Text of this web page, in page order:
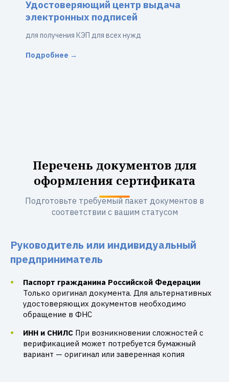
Удостоверяющий центр выдача
электронных подписей
для получения КЭП для всех нужд
Подробнее →
Перечень документов для
оформления сертификата
Подготовьте требуемый пакет документов в
соответствии с вашим статусом
Руководитель или индивидуальный
предприниматель
Паспорт гражданина Российской Федерации
Только оригинал документа. Для альтернативных
удостоверяющих документов необходимо
обращение в ФНС
ИНН и СНИЛС При возникновении сложностей с
верификацией может потребуется бумажный
вариант — оригинал или заверенная копия